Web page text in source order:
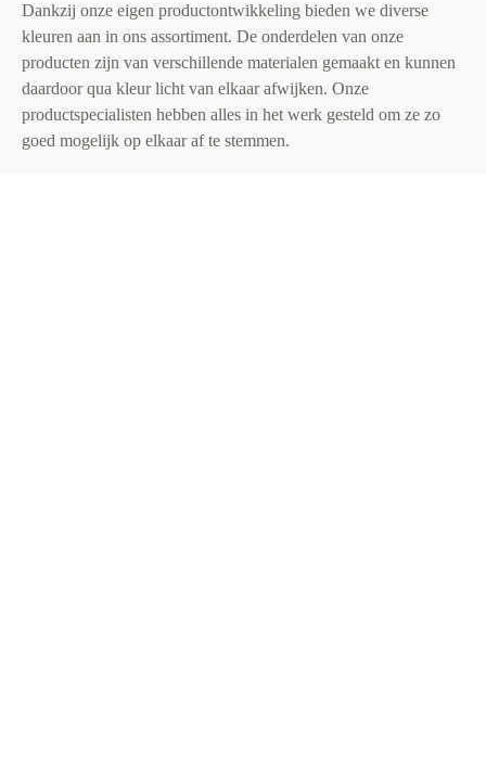
Dankzij onze eigen productontwikkeling bieden we diverse
kleuren aan in ons assortiment. De onderdelen van onze
producten zijn van verschillende materialen gemaakt en kunnen
daardoor qua kleur licht van elkaar afwijken. Onze
productspecialisten hebben alles in het werk gesteld om ze zo
goed mogelijk op elkaar af te stemmen.